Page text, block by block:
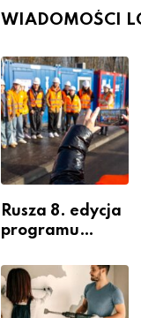
WIADOMOŚCI
Rusza 8. edycja
programu
Miastem
Fachowców” –
nabór dla